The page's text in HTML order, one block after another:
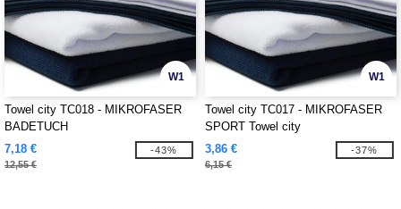
W1
Towel city TC018 - MIKROFASER
BADETUCH
7,18 €
12,55 €
-43%
W1
Towel city TC017 - MIKROFASER
SPORT Towel city
3,86 €
6,15 €
-37%